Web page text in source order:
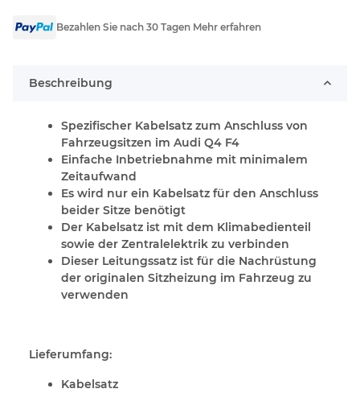
Bezahlen Sie nach 30 Tagen Mehr erfahren
Beschreibung
Spezifischer Kabelsatz zum Anschluss von
Fahrzeugsitzen im Audi Q4 F4
Einfache Inbetriebnahme mit minimalem
Zeitaufwand
Es wird nur ein Kabelsatz für den Anschluss
beider Sitze benötigt
Der Kabelsatz ist mit dem Klimabedienteil
sowie der Zentralelektrik zu verbinden
Dieser Leitungssatz ist für die Nachrüstung
der originalen Sitzheizung im Fahrzeug zu
verwenden
Lieferumfang:
Kabelsatz